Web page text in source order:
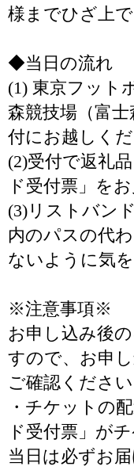
様までひざ上
◆当日の流れ
(1) 東京フット
森競技場（富
付にお越しくだ
(2)受付で返礼
ド受付票」を
(3)リストバン
内のパスの代
ないように気
※注意事項※
お申し込み後
すので、お申
ご確認ください
・チケットの
ド受付票」が
当日は必ずお